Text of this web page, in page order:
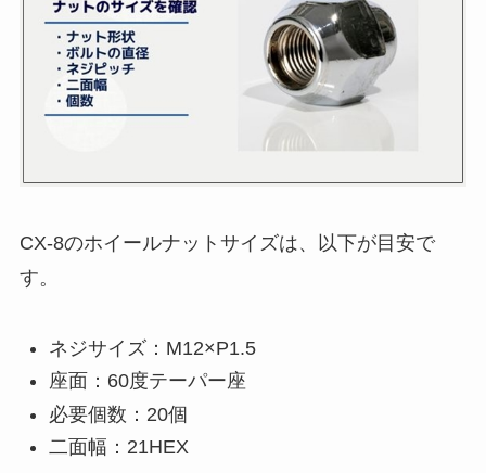
CX-8のホイールナットサイズは、以下が目安で
す。
ネジサイズ：M12×P1.5
座面：60度テーパー座
必要個数：20個
二面幅：21HEX